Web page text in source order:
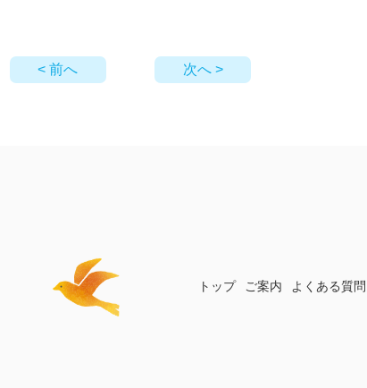
< 前へ 次へ >
トップ ご案内 よくある質問